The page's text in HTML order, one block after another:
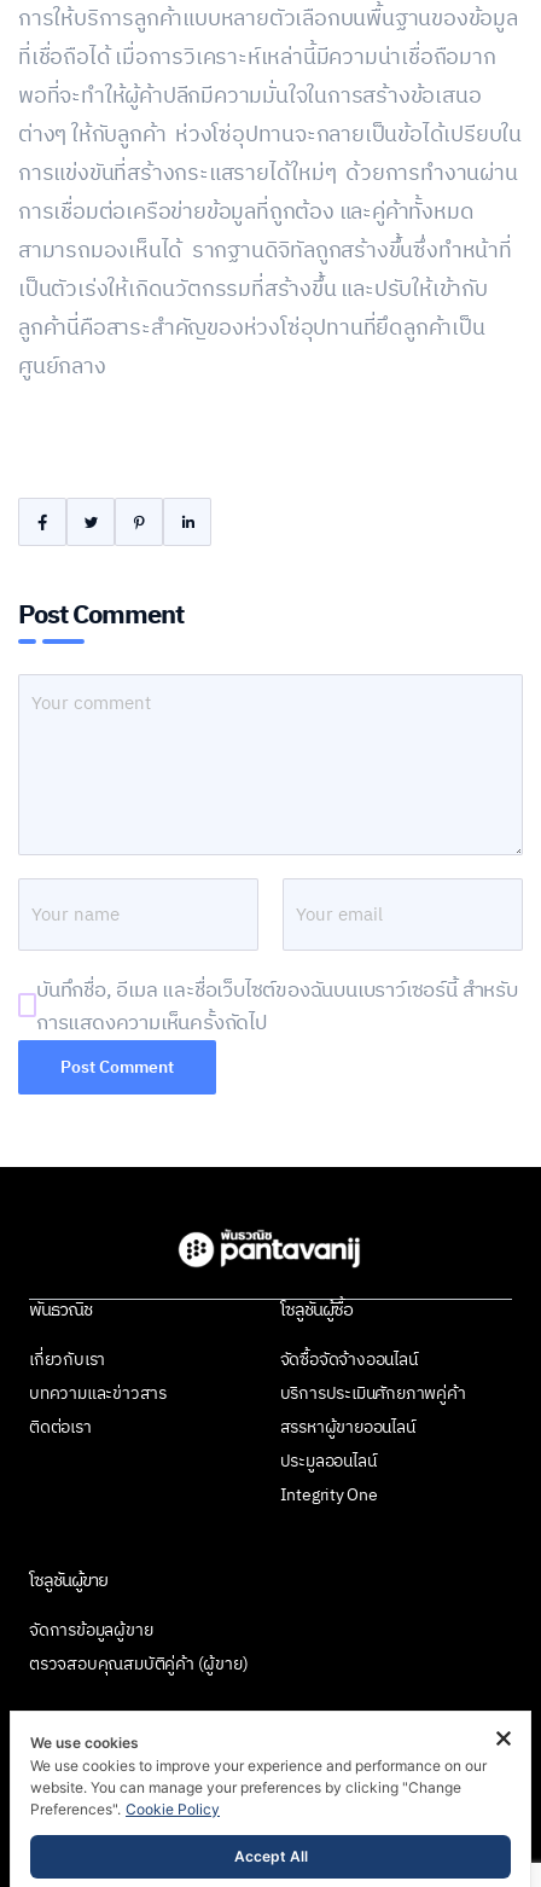
การให้บริการลูกค้าแบบหลายตัวเลือกบนพื้นฐานของข้อมูล
ที่เชื่อถือได้ เมื่อการวิเคราะห์เหล่านี้มีความน่าเชื่อถือมาก
พอที่จะทำให้ผู้ค้าปลีกมีความมั่นใจในการสร้างข้อเสนอ
ต่างๆ ให้กับลูกค้า ห่วงโซ่อุปทานจะกลายเป็นข้อได้เปรียบใน
การแข่งขันที่สร้างกระแสรายได้ใหม่ๆ ด้วยการทำงานผ่าน
การเชื่อมต่อเครือข่ายข้อมูลที่ถูกต้อง และคู่ค้าทั้งหมด
สามารถมองเห็นได้ รากฐานดิจิทัลถูกสร้างขึ้นซึ่งทำหน้าที่
เป็นตัวเร่งให้เกิดนวัตกรรมที่สร้างขึ้น และปรับให้เข้ากับ
ลูกค้านี่คือสาระสำคัญของห่วงโซ่อุปทานที่ยึดลูกค้าเป็น
ศูนย์กลาง
Post Comment
บันทึกชื่อ, อีเมล และชื่อเว็บไซต์ของฉันบนเบราว์เซอร์นี้ สำหรับ
การแสดงความเห็นครั้งถัดไป
พันธวณิช
เกี่ยวกับเรา
บทความและข่าวสาร
ติดต่อเรา
โซลูชันผู้ซื้อ
จัดซื้อจัดจ้างออนไลน์
บริการประเมินศักยภาพคู่ค้า
สรรหาผู้ขายออนไลน์
ประมูลออนไลน์
Integrity One
โซลูชันผู้ขาย
จัดการข้อมูลผู้ขาย
ตรวจสอบคุณสมบัติคู่ค้า (ผู้ขาย)
เข้าร่วมกับเรา
We use cookies
We use cookies to improve your experience and performance on our
website. You can manage your preferences by clicking "Change
Preferences". Cookie Policy
Accept All